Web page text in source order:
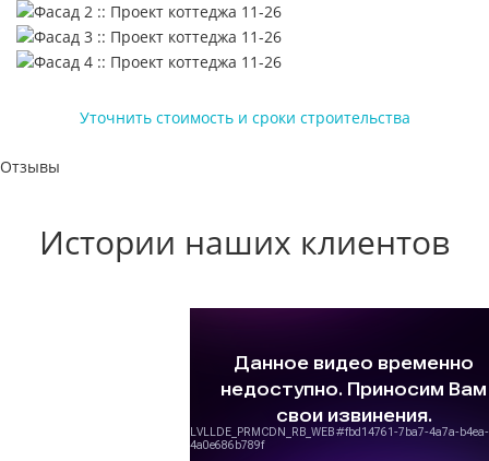
Уточнить стоимость и сроки строительства
Отзывы
Истории наших клиентов